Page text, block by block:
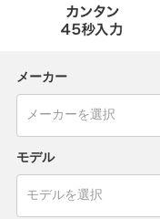
メーカー
モデル